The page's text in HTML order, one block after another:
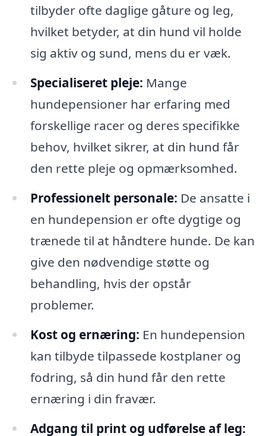
tilbyder ofte daglige gåture og leg,
hvilket betyder, at din hund vil holde
sig aktiv og sund, mens du er væk.
Specialiseret pleje: Mange
hundepensioner har erfaring med
forskellige racer og deres specifikke
behov, hvilket sikrer, at din hund får
den rette pleje og opmærksomhed.
Professionelt personale: De ansatte i
en hundepension er ofte dygtige og
trænede til at håndtere hunde. De kan
give den nødvendige støtte og
behandling, hvis der opstår
problemer.
Kost og ernæring: En hundepension
kan tilbyde tilpassede kostplaner og
fodring, så din hund får den rette
ernæring i din fravær.
Adgang til print og udførelse af leg: